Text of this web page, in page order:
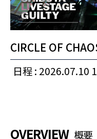
CIRCLE OF
日程 : 2026.07.10
OVERVIEW 概要